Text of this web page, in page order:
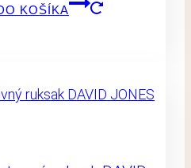
KOŠÍKA